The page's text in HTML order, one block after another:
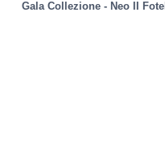
Gala Collezione - Neo II Fotel